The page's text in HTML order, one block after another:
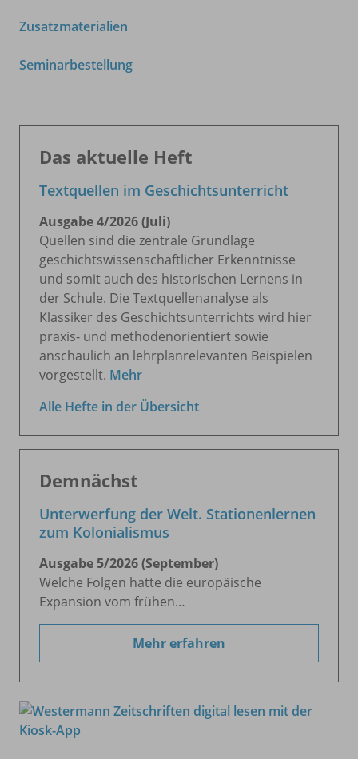
Zusatzmaterialien
Seminarbestellung
Das aktuelle Heft
Textquellen im Geschichtsunterricht
Ausgabe 4/2026 (Juli)
Quellen sind die zentrale Grundlage
geschichtswissenschaftlicher Erkenntnisse
und somit auch des historischen Lernens in
der Schule. Die Textquellenanalyse als
Klassiker des Geschichtsunterrichts wird hier
praxis- und methodenorientiert sowie
anschaulich an lehrplanrelevanten Beispielen
vorgestellt. Mehr
Alle Hefte in der Übersicht
Demnächst
Unterwerfung der Welt. Stationenlernen
zum Kolonialismus
Ausgabe 5/2026 (September)
Welche Folgen hatte die europäische
Expansion vom frühen…
Mehr erfahren